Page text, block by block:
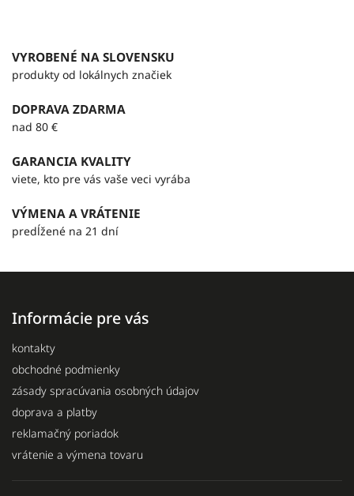
VYROBENÉ NA SLOVENSKU
produkty od lokálnych značiek
DOPRAVA ZDARMA
nad 80 €
GARANCIA KVALITY
viete, kto pre vás vaše veci vyrába
VÝMENA A VRÁTENIE
predĺžené na 21 dní
Informácie pre vás
kontakty
obchodné podmienky
zásady spracúvania osobných údajov
doprava a platby
reklamačný poriadok
vrátenie a výmena tovaru